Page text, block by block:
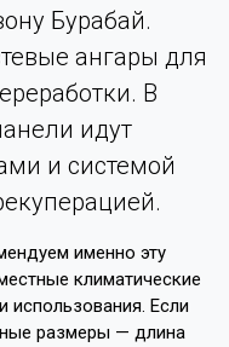
Бурабай.
ангары для
В
идут
и системой
именно эту
климатические
использования. Если
размеры — длина